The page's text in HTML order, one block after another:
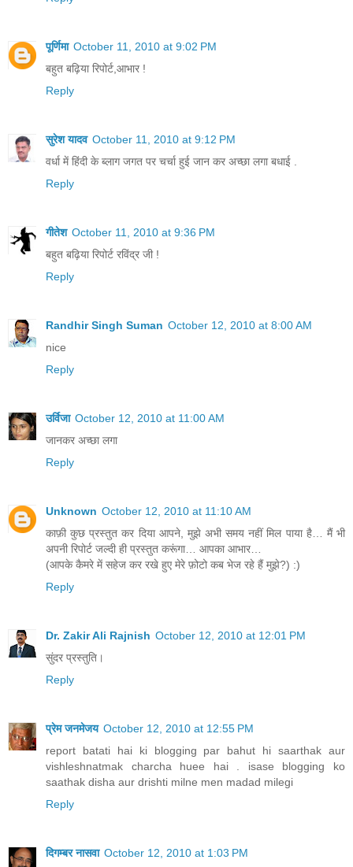
पूर्णिमा October 11, 2010 at 9:02 PM
बहुत बढ़िया रिपोर्ट,आभार !
Reply
सुरेश यादव October 11, 2010 at 9:12 PM
वर्धा में हिंदी के ब्लाग जगत पर चर्चा हुई जान कर अच्छा लगा बधाई .
Reply
गीतेश October 11, 2010 at 9:36 PM
बहुत बढ़िया रिपोर्ट रविंद्र जी !
Reply
Randhir Singh Suman October 12, 2010 at 8:00 AM
nice
Reply
उर्विजा October 12, 2010 at 11:00 AM
जानकर अच्छा लगा
Reply
Unknown October 12, 2010 at 11:10 AM
काफ़ी कुछ प्रस्तुत कर दिया आपने, मुझे अभी समय नहीं मिल पाया है… मैं भी
अपनी रिपोर्ट जल्दी ही प्रस्तुत करूंगा… आपका आभार…
(आपके कैमरे में सहेज कर रखे हुए मेरे फ़ोटो कब भेज रहे हैं मुझे?) :)
Reply
Dr. Zakir Ali Rajnish October 12, 2010 at 12:01 PM
सुंदर प्रस्तुति।
Reply
प्रेम जनमेजय October 12, 2010 at 12:55 PM
report batati hai ki blogging par bahut hi saarthak aur
vishleshnatmak charcha huee hai . isase blogging ko
saathak disha aur drishti milne men madad milegi
Reply
दिगम्बर नासवा October 12, 2010 at 1:03 PM